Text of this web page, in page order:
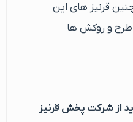
قرنیز های این
طرح و روکش ها
از شرکت پخش قرنیز